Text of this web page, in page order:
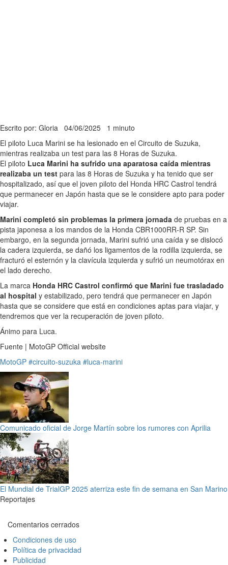
Escrito por: Gloria 04/06/2025 1 minuto
El piloto Luca Marini se ha lesionado en el Circuito de Suzuka,
mientras realizaba un test para las 8 Horas de Suzuka.
El piloto Luca Marini ha sufrido una aparatosa caída mientras
realizaba un test para las 8 Horas de Suzuka y ha tenido que ser
hospitalizado, así que el joven piloto del Honda HRC Castrol tendrá
que permanecer en Japón hasta que se le considere apto para poder
viajar.
Marini completó sin problemas la primera jornada de pruebas en a
pista japonesa a los mandos de la Honda CBR1000RR-R SP. Sin
embargo, en la segunda jornada, Marini sufrió una caída y se dislocó
la cadera izquierda, se dañó los ligamentos de la rodilla izquierda, se
fracturó el esternón y la clavícula izquierda y sufrió un neumotórax en
el lado derecho.
La marca Honda HRC Castrol confirmó que Marini fue trasladado
al hospital y estabilizado, pero tendrá que permanecer en Japón
hasta que se considere que está en condiciones aptas para viajar, y
tendremos que ver la recuperación de joven piloto.
Ánimo para Luca.
Fuente | MotoGP Official website
MotoGP #circuito-suzuka #luca-marini
Comunicado oficial de Jorge Martín sobre los rumores con Aprilia
El Mundial de TrialGP 2025 aterriza este fin de semana en San Marino
Reportajes
Comentarios cerrados
Condiciones de uso
Política de privacidad
Publicidad